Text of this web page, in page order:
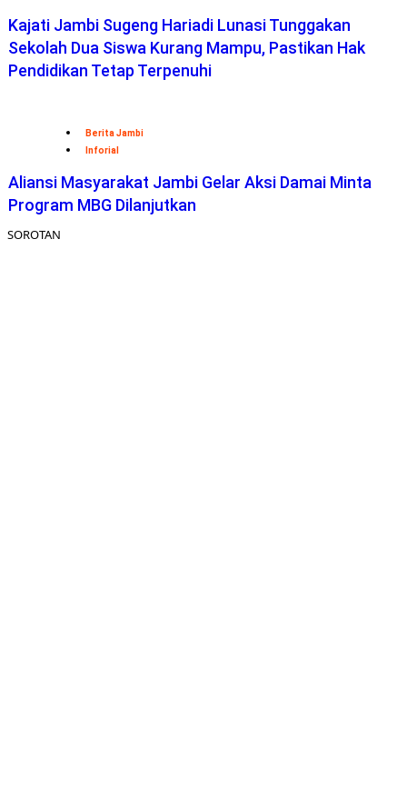
Kajati Jambi Sugeng Hariadi Lunasi Tunggakan
Sekolah Dua Siswa Kurang Mampu, Pastikan Hak
Pendidikan Tetap Terpenuhi
Berita Jambi
Inforial
Aliansi Masyarakat Jambi Gelar Aksi Damai Minta
Program MBG Dilanjutkan
SOROTAN